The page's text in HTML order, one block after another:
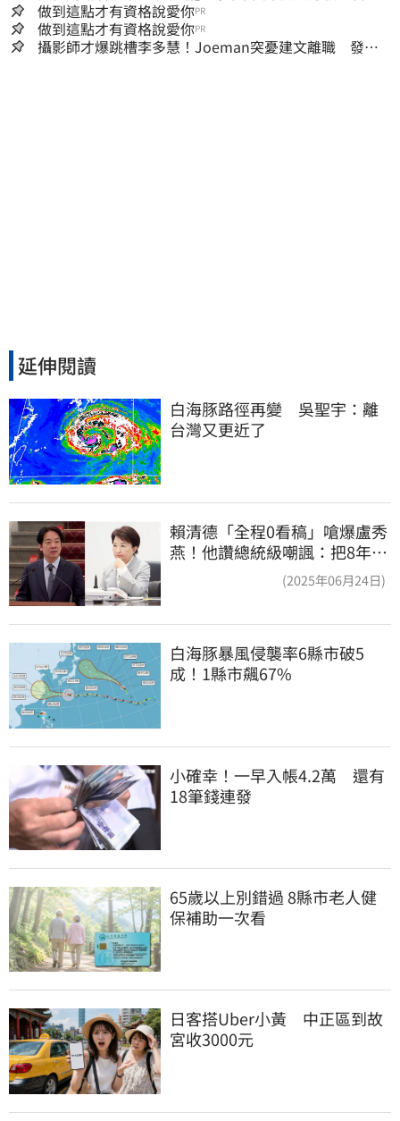
這族群全面噴出
做到這點才有資格說愛你PR
做到這點才有資格說愛你PR
攝影師才爆跳槽李多慧！Joeman突憂建文離職 發聲
延伸閱讀
白海豚路徑再變　吳聖宇：離
台灣又更近了
賴清德「全程0看稿」嗆爆盧秀
燕！他讚總統級嘲諷：把8年總
(2025年06月24日)
白海豚暴風侵襲率6縣市破5
成！1縣市飆67%
小確幸！一早入帳4.2萬　還有
18筆錢連發
65歲以上別錯過 8縣市老人健
保補助一次看
日客搭Uber小黃　中正區到故
宮收3000元